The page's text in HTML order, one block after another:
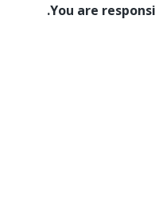
You are